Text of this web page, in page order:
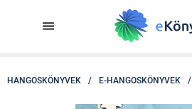
HANGOSKÖNYVEK / E-HANGOSKÖNYVEK /